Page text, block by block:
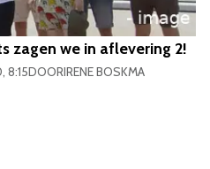
zagen we in aflevering 2!
8:15DOORIRENE BOSKMA